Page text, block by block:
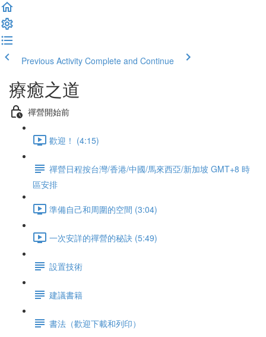
Previous Activity Complete and Continue
療癒之道
禪營開始前
歡迎！ (4:15)
禪營日程按台灣/香港/中國/馬來西亞/新加坡 GMT+8 時
區安排
準備自己和周圍的空間 (3:04)
一次安詳的禪營的秘訣 (5:49)
設置技術
建議書籍
書法（歡迎下載和列印）